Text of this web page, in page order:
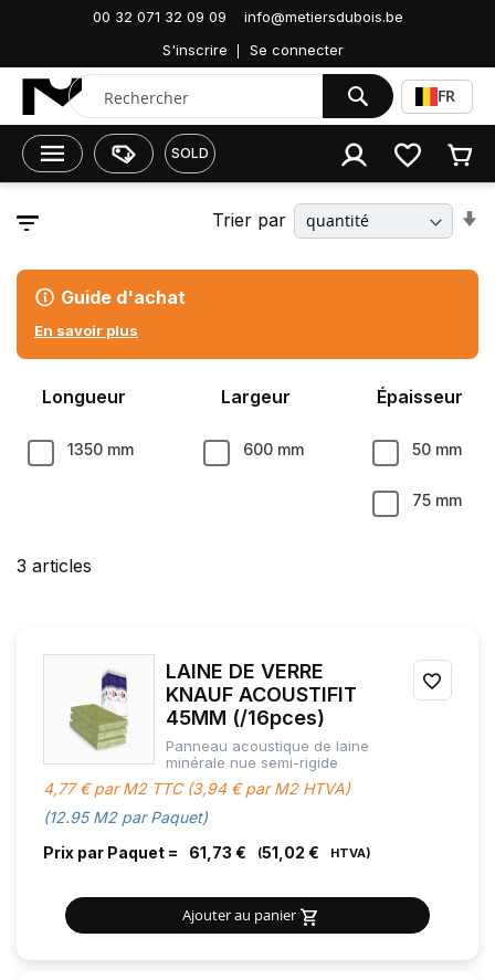
00 32 071 32 09 09
info@metiersdubois.be
S'inscrire
Se connecter
ChercherFR
SOLD
3 articles
Trier par
LAINE DE VERRE
KNAUF ACOUSTIFIT
45MM (/16pces)
Panneau acoustique de laine
minérale nue semi-rigide
4,77 € par M2 TTC (3,94 € par M2 HTVA)
(12.95 M2 par Paquet)
Prix par Paquet =
61,73 € 51,02 €
Ajouter au panier
Longueur
1350 mm
Largeur
600 mm
Épaisseur
50 mm
75 mm
Guide d'achat
En savoir plus